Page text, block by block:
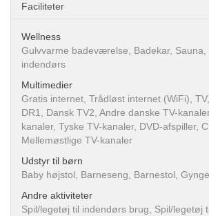
Faciliteter
Wellness
Gulvvarme badeværelse, Badekar, Sauna,
indendørs
Multimedier
Gratis internet, Trådløst internet (WiFi),
DR1, Dansk TV2, Andre danske TV-
kanaler, Tyske TV-kanaler, DVD-afspiller,
Mellemøstlige TV-kanaler
Udstyr til børn
Baby højstol, Barneseng, Barnestol,
Andre aktiviteter
Spil/legetøj til indendørs brug, Spil/legetøj